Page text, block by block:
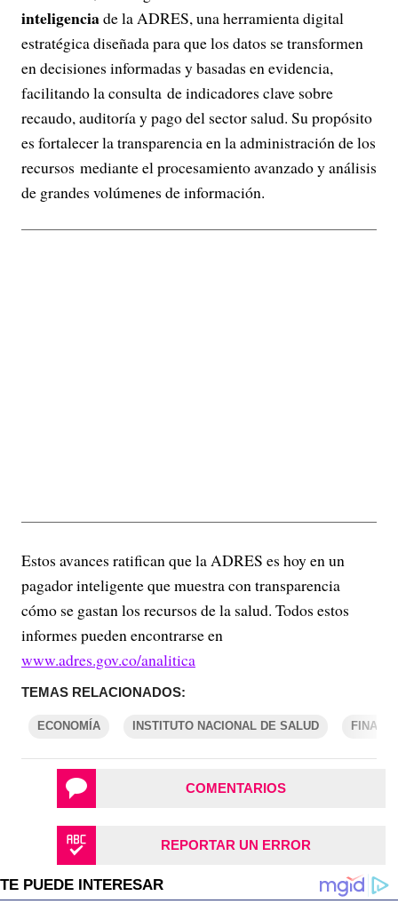
inteligenciade la ADRES, una herramienta digital
estratégica diseñada para que los datos se transformen
en decisiones informadas y basadas en evidencia,
facilitando la consulta de indicadores clave sobre
recaudo, auditoría y pago del sector salud. Su propósito
es fortalecer la transparencia en la administración de los
recursos mediante el procesamiento avanzado y análisis
de grandes volúmenes de información.
Estos avances ratifican que la ADRES es hoy en un
pagador inteligente que muestra con transparencia
cómo se gastan los recursos de la salud. Todos estos
informes pueden encontrarse en
www.adres.gov.co/analitica
TEMAS RELACIONADOS:
ECONOMÍA INSTITUTO NACIONAL DE SALUD
COMENTARIOS
REPORTAR UN ERROR